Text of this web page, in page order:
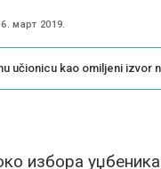
6. март 2019.
učionicu kao omiljeni izvor
избора